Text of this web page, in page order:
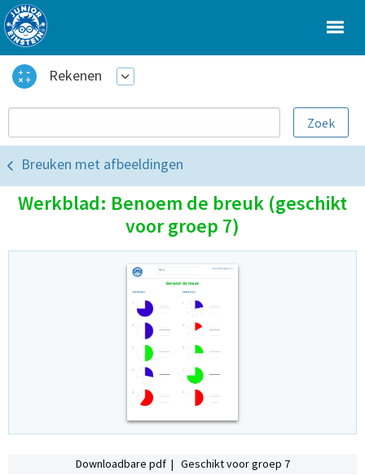
Rekenen
Breuken met afbeeldingen
Werkblad: Benoem de breuk (geschikt
voor groep 7)
Downloadbare pdf | Geschikt voor groep 7